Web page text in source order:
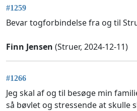
#1259
Bevar togforbindelse fra og til
Finn Jensen (Struer, 2024-12-11)
#1266
Jeg skal af og til besøge min
så bøvlet og stressende at skulle